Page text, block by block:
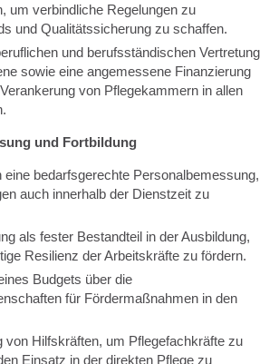
um verbindliche Regelungen zu
und Qualitätssicherung zu schaffen.
und berufsständischen Vertretung
sowie eine angemessene Finanzierung
von Pflegekammern in allen
und Fortbildung
eine bedarfsgerechte Personalbemessung,
auch innerhalb der Dienstzeit zu
als fester Bestandteil in der Ausbildung,
Resilienz der Arbeitskräfte zu fördern.
Budgets über die
für Fördermaßnahmen in den
von Hilfskräften, um Pflegefachkräfte zu
Einsatz in der direkten Pflege zu